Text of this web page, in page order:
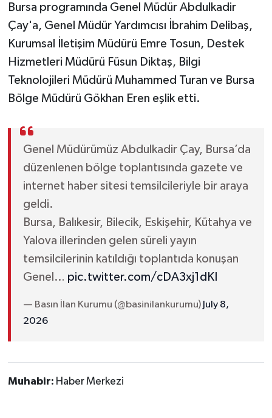
Bursa programında Genel Müdür Abdulkadir
Çay'a, Genel Müdür Yardımcısı İbrahim Delibaş,
Kurumsal İletişim Müdürü Emre Tosun, Destek
Hizmetleri Müdürü Füsun Diktaş, Bilgi
Teknolojileri Müdürü Muhammed Turan ve Bursa
Bölge Müdürü Gökhan Eren eşlik etti.
Genel Müdürümüz Abdulkadir Çay, Bursa’da
düzenlenen bölge toplantısında gazete ve
internet haber sitesi temsilcileriyle bir araya
geldi.
Bursa, Balıkesir, Bilecik, Eskişehir, Kütahya ve
Yalova illerinden gelen süreli yayın
temsilcilerinin katıldığı toplantıda konuşan
Genel… pic.twitter.com/cDA3xj1dKI
— Basın İlan Kurumu (@basinilankurumu) July 8,
2026
Muhabir: Haber Merkezi